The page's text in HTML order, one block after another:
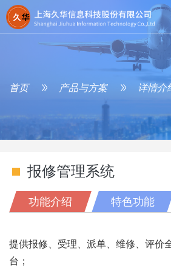
首页 产品与方案 详情介
报修管理系统
功能介绍 特色功能
提供报修、受理、派单、维修、评价
台；